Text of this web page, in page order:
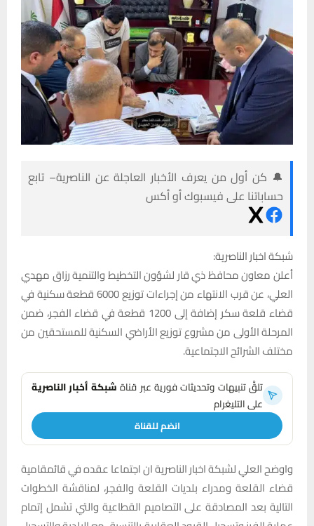
🔔 كن أول من يعرف الأخبار العاجلة عن الناصرية– تابع
حساباتنا على فيسبوك أو أكس
شبكة اخبار الناصرية:
أعلن معاون محافظ ذي قار لشؤون التخطيط والتنمية رزاق مهدي
العلي، عن قرب الانتهاء من إجراءات توزيع 6000 قطعة سكنية في
قضاء قلعة سكر إضافة إلى 1200 قطعة في قضاء الفجر، ضمن
المرحلة الأولى من مشروع توزيع الأراضي السكنية للمستحقين من
مختلف الشرائح الاجتماعية.
تلقَّ تنبيهات وتحديثات فورية عبر قناةشبكة أخبار الناصرية
على التليغرام
انضم للقناة
واوضح العلي لشبكة اخبار الناصرية ان اجتماعا عقده في قائمقامية
قضاء القلعة ومدراء بلديات القلعة والفجر، لمناقشة الخطوات
التالية بعد المصادقة على التصاميم القطاعية والتي تشمل إتمام